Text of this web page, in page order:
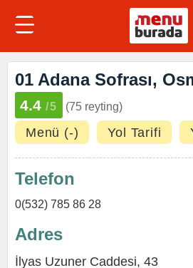
01 Adana Sofrası,
4.4 /5 (75 reyting)
Menü (-) Yol Tarifi
Telefon
0(532) 785 86 28
Adres
İlyas Uzuner Caddesi, 43